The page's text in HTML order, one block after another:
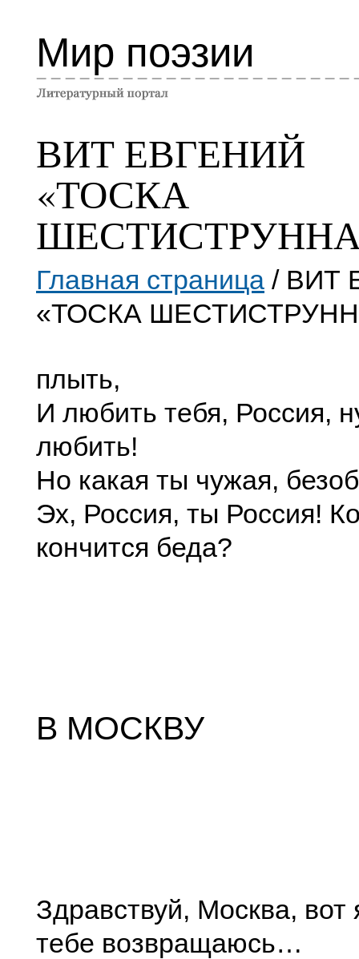
Мир поэзии
ВИТ ЕВГЕНИЙ
«ТОСКА
Главная страница / ВИТ
«ТОСКА
плыть,
И любить тебя, Россия,
любить!
Но какая ты чужая,
Эх, Россия, ты Россия!
кончится беда?
В МОСКВУ
Здравствуй, Москва, вот
тебе возвращаюсь…